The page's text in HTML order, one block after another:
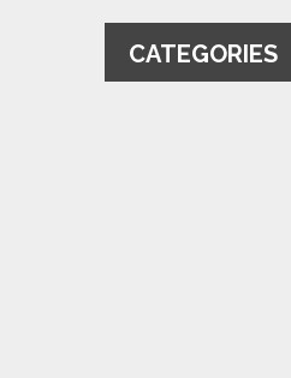
CATEGORIES